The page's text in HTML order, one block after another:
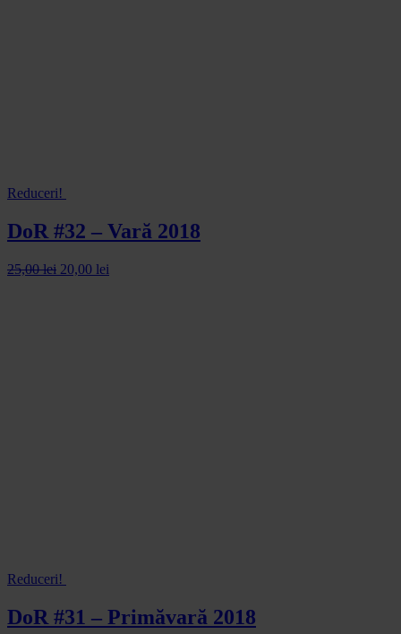
Reduceri!
DoR #32 – Vară 2018
25,00lei 20,00 lei
Reduceri!
DoR #31 – Primăvară 2018